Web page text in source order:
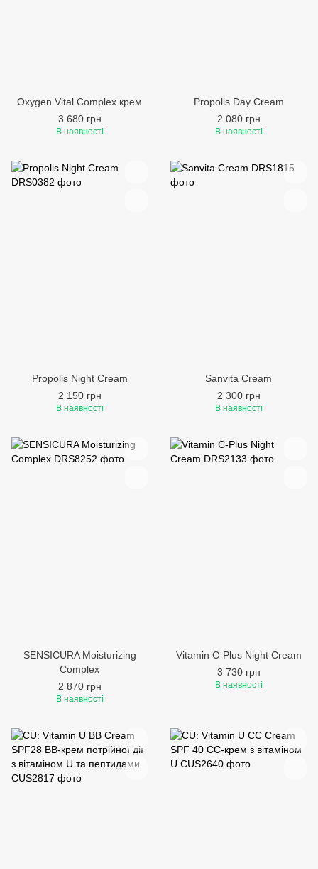
Oxygen Vital Complex крем
3 680 грн
В наявності
Propolis Day Cream
2 080 грн
В наявності
Propolis Night Cream
2 150 грн
В наявності
Sanvita Cream
2 300 грн
В наявності
SENSICURA Moisturizing
Complex
2 870 грн
В наявності
Vitamin C-Plus Night Cream
3 730 грн
В наявності